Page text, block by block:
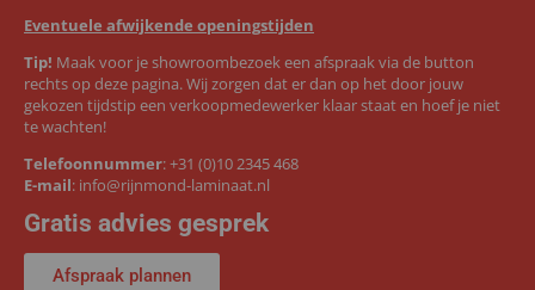
Eventuele afwijkende openingstijden
Tip! Maak voor je showroombezoek een afspraak via de button
rechts op deze pagina. Wij zorgen dat er dan op het door jouw
gekozen tijdstip een verkoopmedewerker klaar staat en hoef je niet
te wachten!
Telefoonnummer:+31 (0)10 2345 468
E-mail: info@rijnmond-laminaat.nl
Gratis advies gesprek
Afspraak plannen